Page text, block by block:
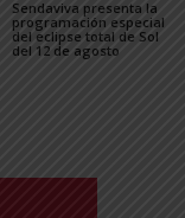
Sendaviva presenta la
programación especial
del eclipse total de Sol
del 12 de agosto